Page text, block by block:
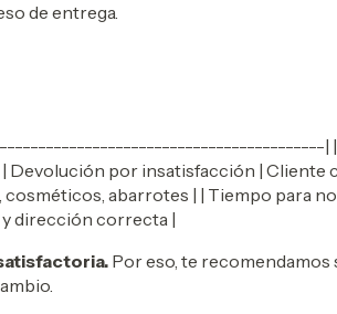
de entrega.
| |
por insatisfacción | Cliente
abarrotes | | Tiempo para
dirección correcta |
Por eso, te